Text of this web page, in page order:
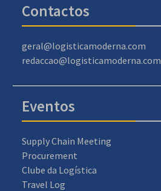
Contactos
geral@logisticamoderna.com
redaccao@logisticamoderna.com
Eventos
Supply Chain Meeting
Procurement
Clube da Logística
Travel Log